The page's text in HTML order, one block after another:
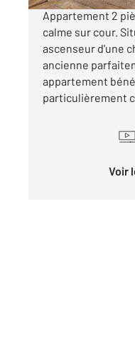
Appartement 2
calme sur cour.
ascenseur d'une
ancienne
appartement
particulièrement